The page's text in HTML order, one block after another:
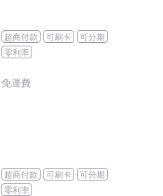
超商付款 可刷卡
可分期
零利率
免運費
超商付款 可刷卡
可分期
零利率